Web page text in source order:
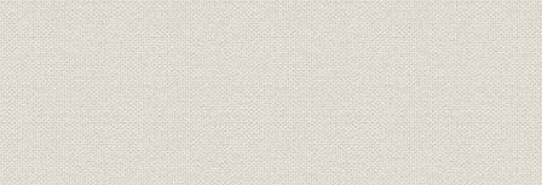
役員
株式会社日本製鋼所時代役員異
動表 輪西製鉄組合時代
大正13年2
役員
輪西製鉄株式会社時代役員異動
表
昭和6年10
役員
日本製鉄株式会社役員異動表
昭和9年1